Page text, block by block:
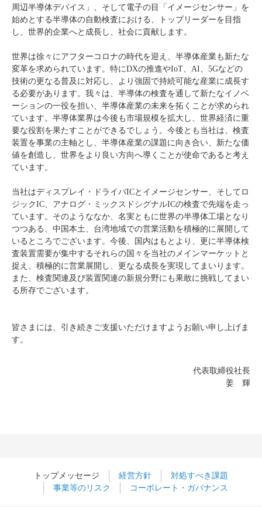
周辺半導体デバイス」、そして電子の目「イメージセンサー」を
始めとする半導体の自動検査における、トップリーダーを目指
し、世界的企業へと成長し、社会に貢献します。
世界は徐々にアフターコロナの時代を迎え、半導体産業も新たな
変革を求められています。特にDXの推進やIoT、AI、5Gなどの
技術の更なる普及に対応し、より強固で持続可能な産業に成長す
る必要があります。我々は、半導体の検査を通して新たなイノベ
ーションの一役を担い、半導体産業の未来を拓くことが求められ
ています。半導体業界は今後も市場規模を拡大し、世界経済に重
要な役割を果たすことができるでしょう。今後とも当社は、検査
装置を事業の主軸とし、半導体産業の課題に向き合い、新たな価
値を創造し、世界をより良い方向へ導くことが使命であると考え
ています。
当社はディスプレイ・ドライバICとイメージセンサー、そしてロ
ジックIC、アナログ・ミックスドシグナルICの検査で先端を走っ
ています。そのようななか、名実ともに世界の半導体工場となり
つつある、中国本土、台湾地域での営業活動を積極的に展開して
いるところでございます。今後、国内はもとより、更に半導体検
査装置需要が集中するそれらの国々を当社のメインマーケットと
捉え、積極的に営業展開し、更なる成長を実現してまいります。
また、検査関連及び装置関連の新規分野にも果敢に挑戦してまい
る所存でございます。
皆さまには、引き続きご支援いただけますようお願い申し上げま
す。
代表取締役社長
姜 輝
トップメッセージ 経営方針
対処すべき課題
事業等のリスク
コーポレート・ガバナンス